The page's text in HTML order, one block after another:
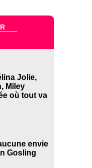
Jolie,
Miley
où tout va
envie
Gosling